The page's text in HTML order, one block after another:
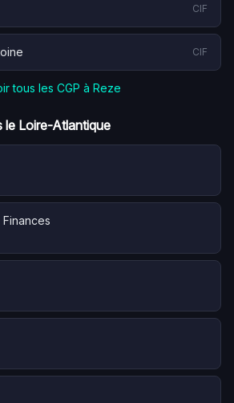
CIF
CIF
tous les CGP à Reze
le Loire-Atlantique
Finances